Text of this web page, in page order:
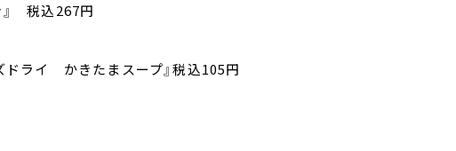
』 税込267円
ドライ かきたまスープ』税込105円